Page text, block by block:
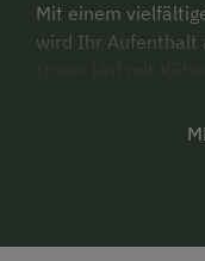
Mit einem
wird Ihr Aufenthalt
Spielplatz lädt zum